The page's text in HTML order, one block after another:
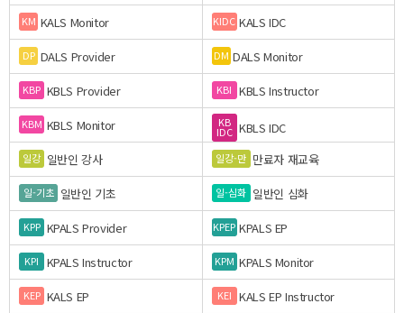
KM KALS Monitor KIDC KALS IDC
DP DALS Provider DM DALS Monitor
KBP KBLS Provider KBI KBLS Instructor
KBM KBLS Monitor KB
IDC KBLS IDC
일강 일반인 강사 일강-만 만료자 재교육
일-기초 일반인 기초 일-심화 일반인 심화
KPP KPALS Provider KPEP KPALS EP
KPI KPALS Instructor KPM KPALS Monitor
KEP KALS EP KEI KALS EP Instructor